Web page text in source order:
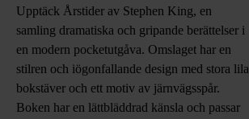
Upptäck Årstider av Stephen King, en
samling dramatiska och gripande berättelser i
en modern pocketutgåva. Omslaget har en
stilren och iögonfallande design med stora lila
bokstäver och ett motiv av järnvägsspår.
Boken har en lättbläddrad känsla och passar